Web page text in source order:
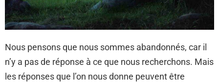
Nous pensons que nous sommes abandonnés, car il
n’y a pas de réponse à ce que nous recherchons. Mais
les réponses que l’on nous donne peuvent être